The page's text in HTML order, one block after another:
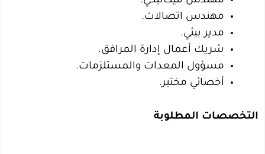
مهندس اتصالات.
مدير بيئي.
شريك أعمال إدارة المرافق.
مسؤول المعدات والمستلزمات.
أخصائي مختبر.
التخصصات المطلوبة